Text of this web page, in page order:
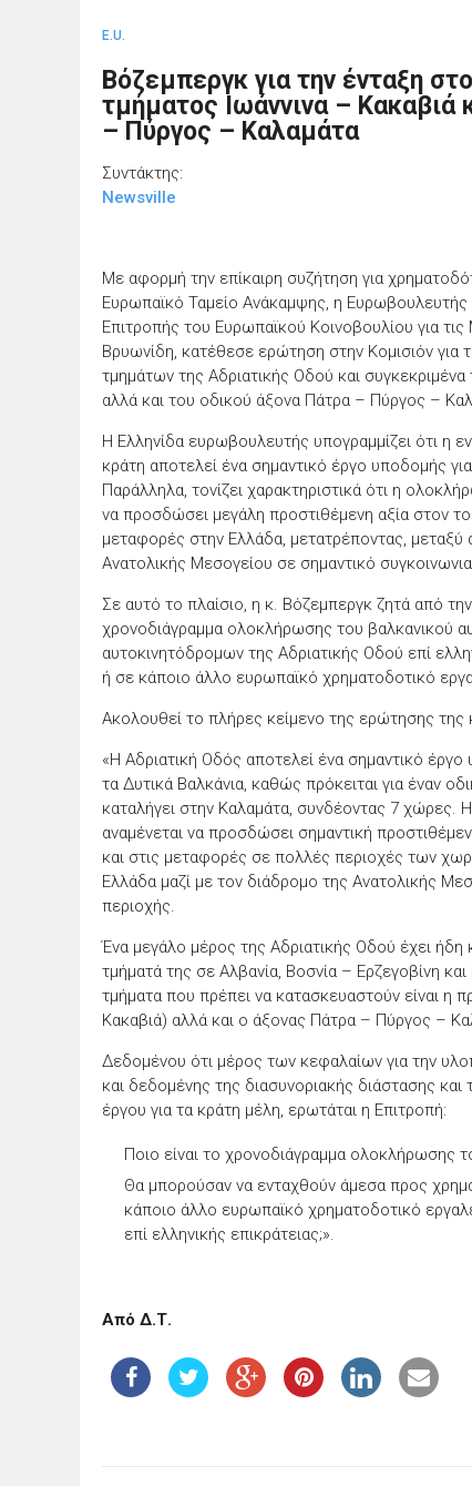
E.U.
Βόζεμπεργκ για την ένταξη
τμήματος Ιωάννινα – Κακαβιά
– Πύργος – Καλαμάτα
Συντάκτης:
Newsville
Με αφορμή την επίκαιρη συζήτηση για
Ευρωπαϊκό Ταμείο Ανάκαμψης, η
Επιτροπής του Ευρωπαϊκού Κοινοβουλίου για
Βρυωνίδη, κατέθεσε ερώτηση στην Κομισιόν
τμημάτων της Αδριατικής Οδού και
αλλά και του οδικού άξονα Πάτρα – Πύργος –
Η Ελληνίδα ευρωβουλευτής υπογραμμίζει ότι η
κράτη αποτελεί ένα σημαντικό έργο υποδομής
Παράλληλα, τονίζει χαρακτηριστικά ότι η
να προσδώσει μεγάλη προστιθέμενη αξία στον
μεταφορές στην Ελλάδα, μετατρέποντας,
Ανατολικής Μεσογείου σε σημαντικό
Σε αυτό το πλαίσιο, η κ. Βόζεμπεργκ ζητά από
χρονοδιάγραμμα ολοκλήρωσης του βαλκανικού
αυτοκινητόδρομων της Αδριατικής Οδού επί
ή σε κάποιο άλλο ευρωπαϊκό χρηματοδοτικό
Ακολουθεί το πλήρες κείμενο της ερώτησης της
«Η Αδριατική Οδός αποτελεί ένα σημαντικό έργο
τα Δυτικά Βαλκάνια, καθώς πρόκειται για έναν
καταλήγει στην Καλαμάτα, συνδέοντας 7 χώρες.
αναμένεται να προσδώσει σημαντική
και στις μεταφορές σε πολλές περιοχές των
Ελλάδα μαζί με τον διάδρομo της Ανατολικής
περιοχής.
Ένα μεγάλο μέρος της Αδριατικής Οδού έχει
τμήματά της σε Αλβανία, Βοσνία – Ερζεγοβίνη
τμήματα που πρέπει να κατασκευαστούν είναι η
Κακαβιά) αλλά και ο άξονας Πάτρα – Πύργος –
Δεδομένου ότι μέρος των κεφαλαίων για την
και δεδομένης της διασυνοριακής διάστασης
έργου για τα κράτη μέλη, ερωτάται η Επιτροπή:
Ποιο είναι το χρονοδιάγραμμα ολοκλήρωσης
Θα μπορούσαν να ενταχθούν άμεσα προς
κάποιο άλλο ευρωπαϊκό χρηματοδοτικό
επί ελληνικής επικράτειας;».
Από Δ.Τ.